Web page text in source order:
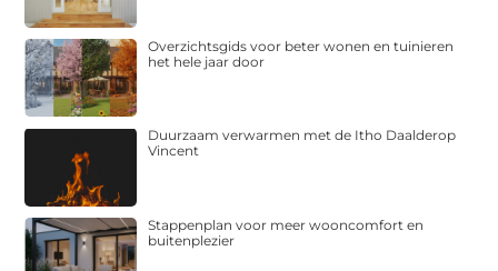
Overzichtsgids voor beter wonen en tuinieren
het hele jaar door
Duurzaam verwarmen met de Itho Daalderop
Vincent
Stappenplan voor meer wooncomfort en
buitenplezier